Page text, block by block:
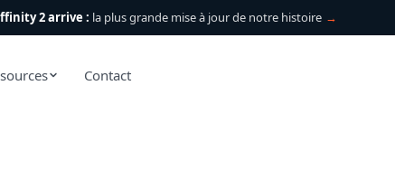
2 arrive : la plus grande mise à jour de notre histoire →
Contact